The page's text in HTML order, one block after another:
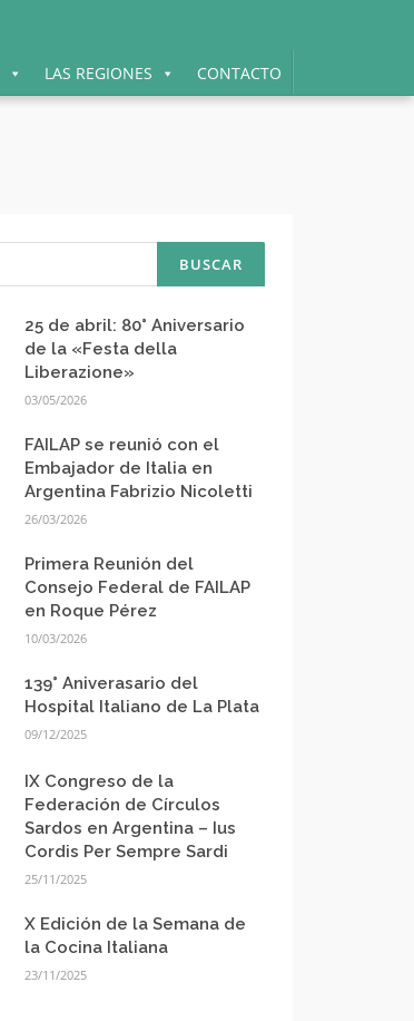
LAS REGIONES CONTACTO
25 de abril: 80° Aniversario
de la «Festa della
Liberazione»
03/05/2026
FAILAP se reunió con el
Embajador de Italia en
Argentina Fabrizio Nicoletti
26/03/2026
Primera Reunión del
Consejo Federal de FAILAP
en Roque Pérez
10/03/2026
139° Aniverasario del
Hospital Italiano de La Plata
09/12/2025
IX Congreso de la
Federación de Círculos
Sardos en Argentina – Ius
Cordis Per Sempre Sardi
25/11/2025
X Edición de la Semana de
la Cocina Italiana
23/11/2025